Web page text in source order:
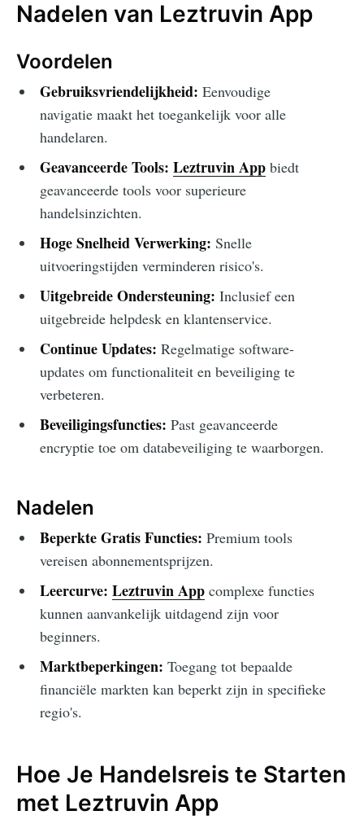
Nadelen van Leztruvin App
Voordelen
Gebruiksvriendelijkheid: Eenvoudige
navigatie maakt het toegankelijk voor alle
handelaren.
Geavanceerde Tools: Leztruvin Appbiedt
geavanceerde tools voor superieure
handelsinzichten.
Hoge Snelheid Verwerking: Snelle
uitvoeringstijden verminderen risico's.
Uitgebreide Ondersteuning: Inclusief een
uitgebreide helpdesk en klantenservice.
Continue Updates: Regelmatige software-
updates om functionaliteit en beveiliging te
verbeteren.
Beveiligingsfuncties: Past geavanceerde
encryptie toe om databeveiliging te waarborgen.
Nadelen
Beperkte Gratis Functies: Premium tools
vereisen abonnementsprijzen.
Leercurve: Leztruvin Appcomplexe functies
kunnen aanvankelijk uitdagend zijn voor
beginners.
Marktbeperkingen: Toegang tot bepaalde
financiële markten kan beperkt zijn in specifieke
regio's.
Hoe Je Handelsreis te Starten
met Leztruvin App